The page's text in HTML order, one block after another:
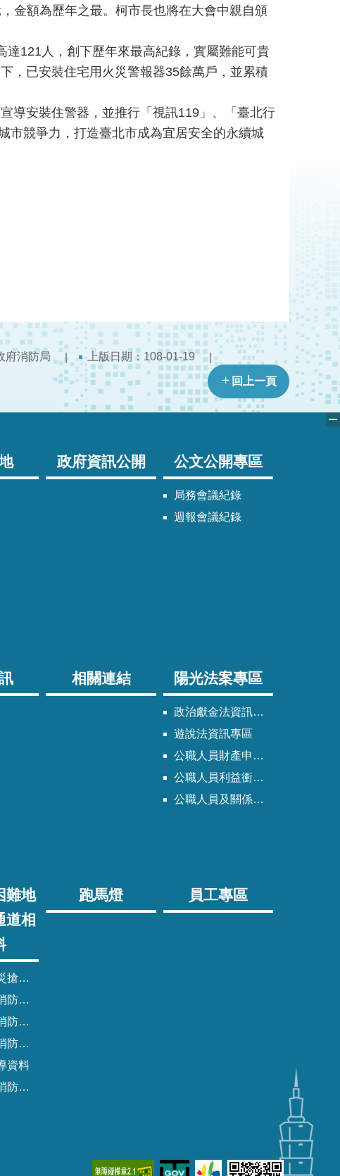
金額為歷年之最。柯市長也將在大會中親自頒
121人，創下歷年來最高紀錄，實屬難能可貴
，已安裝住宅用火災警報器35餘萬戶，並累積
導安裝住警器，並推行「視訊119」、「臺北行
市競爭力，打造臺北市成為宜居安全的永續城
府消防局 上版日期：108-01-19
回上一頁
政府資訊公開 公文公開專區
局務會議紀錄
週報會議紀錄
相關連結 陽光法案專區
政治獻金法資訊專區
遊說法資訊專區
公職人員財產申報法資訊專區
公職人員利益衝突迴避法資訊專區
公職人員及關係人身分關係公開專區
難地
道相
地區
道清冊
Q&A
業程序
資料
說帖
跑馬燈 員工專區